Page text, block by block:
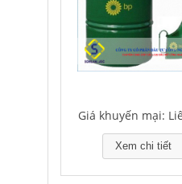
Giá khuyến mại:
Xem chi tiết